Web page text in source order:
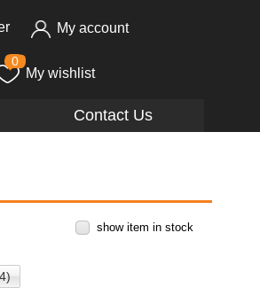
My account
0
My wishlist
Contact Us
show item in stock